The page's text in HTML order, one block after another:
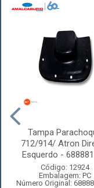
Tampa
712/914/ Atron
Esquerdo -
Código: 12924
Embalagem: PC
Número Original: